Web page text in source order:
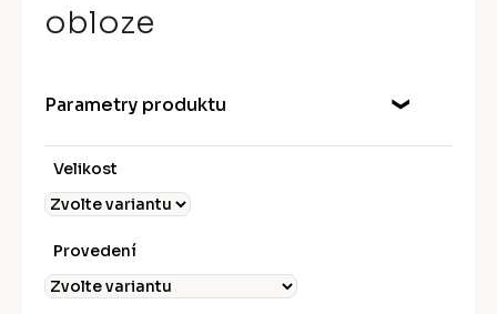
obloze
Parametry produktu
Velikost
Provedení